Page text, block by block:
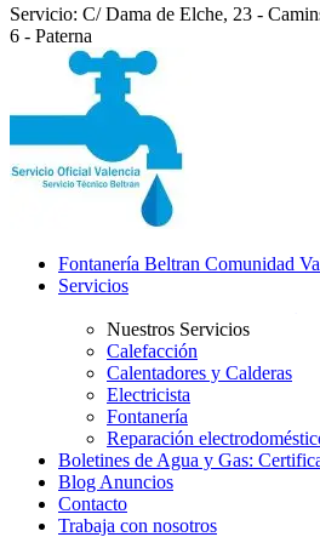
Servicio: C/ Dama de Elche, 23 -
6 - Paterna
Fontanería Beltran Comunidad
Servicios
Nuestros Servicios
Calefacción
Calentadores y Calderas
Electricista
Fontanería
Reparación
Boletines de Agua y Gas:
Blog Anuncios
Contacto
Trabaja con nosotros